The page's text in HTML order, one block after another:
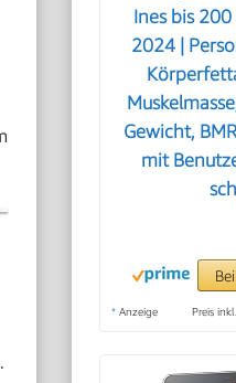
Ines bis
2024 |
Gewicht,
mit
* Anzeige Preis